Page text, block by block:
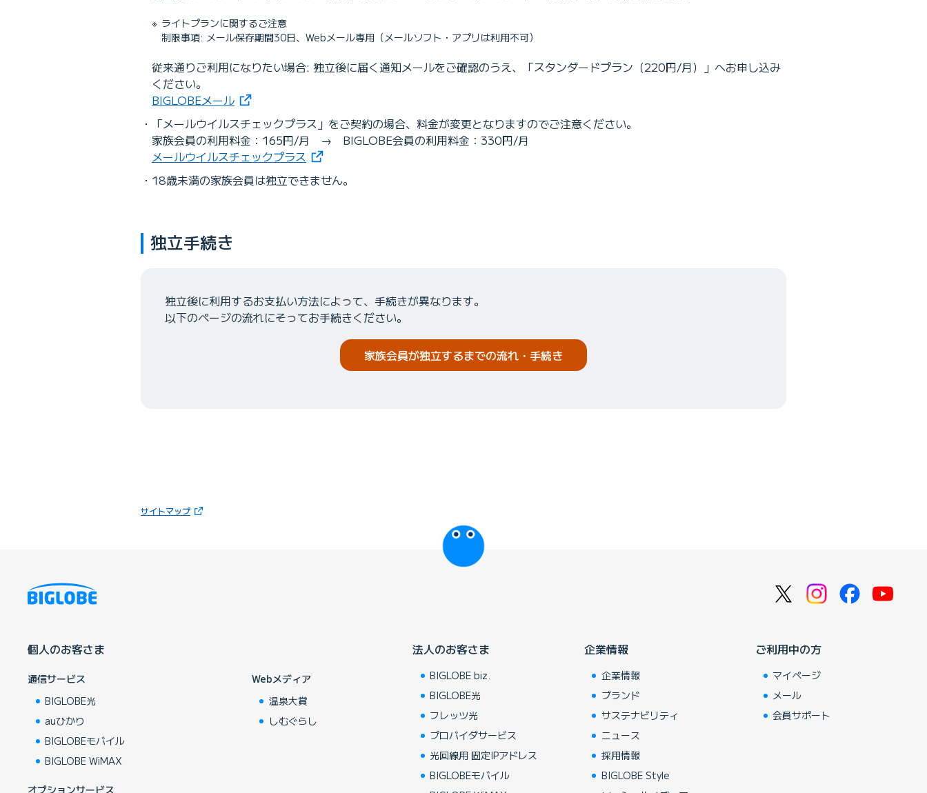
ライトプランに関するご注意
制限事項: メール保存期間30日、Webメール専用（メールソフト・アプリは利用不可）
従来通りご利用になりたい場合: 独立後に届く通知メールをご確認のうえ、「スタンダードプラン（220円/月）」へお申し込み
ください。
BIGLOBEメール（新しいタブで開きます）
「メールウイルスチェックプラス」をご契約の場合、料金が変更となりますのでご注意ください。
家族会員の利用料金：165円/月 → BIGLOBE会員の利用料金：330円/月
メールウイルスチェックプラス （新しいタブで開きます）
18歳未満の家族会員は独立できません。
独立手続き
独立後に利用するお支払い方法によって、手続きが異なります。
以下のページの流れにそってお手続きください。
家族会員が独立するまでの流れ・手続き
サイトマップ（新しいタブで開きます）
びっぷるのページ
個人のお客さま
通信サービス
BIGLOBE光
auひかり
BIGLOBEモバイル
BIGLOBE WiMAX
オプションサービス
Webメディア
温泉大賞
しむぐらし
法人のお客さま
BIGLOBE biz.
BIGLOBE光
フレッツ光
プロバイダサービス
光回線用 固定IPアドレス
BIGLOBEモバイル
企業情報
企業情報
ブランド
サステナビリティ
ニュース
採用情報
BIGLOBE Style
ご利用中の方
マイページ
メール
会員サポート